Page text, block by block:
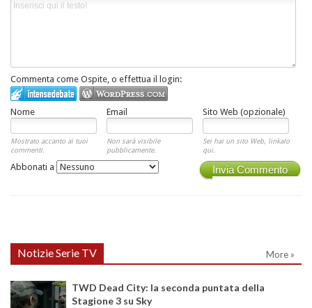
Commenta come Ospite, o effettua il login:
Nome Email Sito Web (opzionale)
Mostrato accanto ai tuoi
commenti.
Non sarà visibile
pubblicamente.
Sei hai un sito Web, linkalo
qui.
Invia Commento
Abbonati a
Notizie Serie TV More »
TWD Dead City: la seconda puntata della
Stagione 3 su Sky